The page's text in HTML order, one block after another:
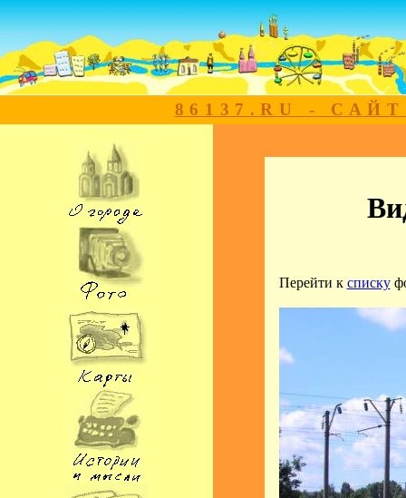
86137.RU -
Перейти к списку